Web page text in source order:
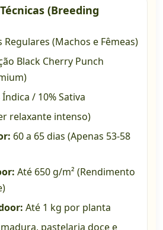
(Breeding
Regulares (Machos e Fêmeas)
Black Cherry Punch
Índica / 10% Sativa
relaxante intenso)
60 a 65 dias (Apenas 53-58
Até 650 g/m² (Rendimento
Até 1 kg por planta
pastelaria doce e